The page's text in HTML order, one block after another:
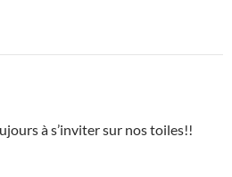
à s’inviter sur nos toiles!!